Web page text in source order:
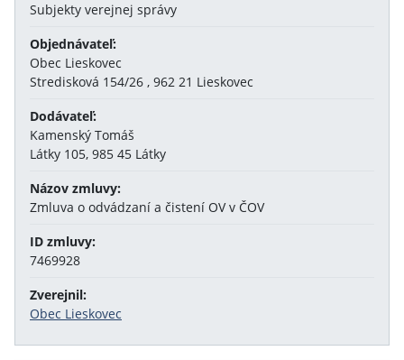
Subjekty verejnej správy
Objednávateľ:
Obec Lieskovec
Stredisková 154/26 , 962 21 Lieskovec
Dodávateľ:
Kamenský Tomáš
Látky 105, 985 45 Látky
Názov zmluvy:
Zmluva o odvádzaní a čistení OV v ČOV
ID zmluvy:
7469928
Zverejnil:
Obec Lieskovec